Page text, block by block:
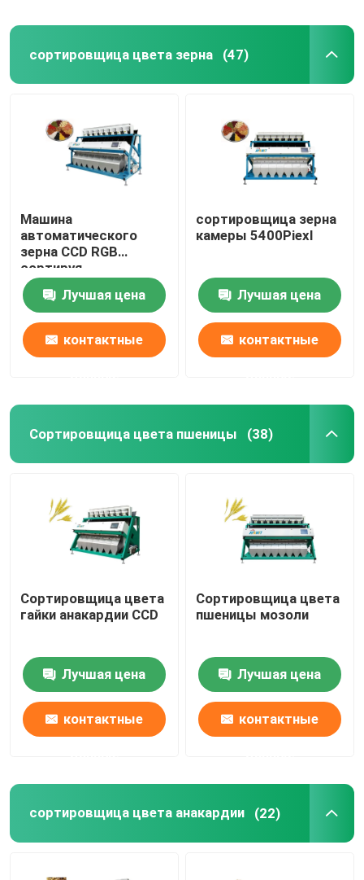
Продукты
Путешествие фабрики
Новости
Спросите цитату
Сортировщица цвета риса
сортировщица цвета зерна
сортировщица цвета зерна (47)
Машина
автоматического
зерна CCD RGB
сортируя
Лучшая цена
контактные
сортировщица зерна
камеры 5400Piexl
Лучшая цена
контактные
Сортировщица цвета пшеницы (38)
Сортировщица цвета
гайки анакардии CCD
Лучшая цена
контактные
Сортировщица цвета
пшеницы мозоли
Лучшая цена
контактные
сортировщица цвета анакардии (22)